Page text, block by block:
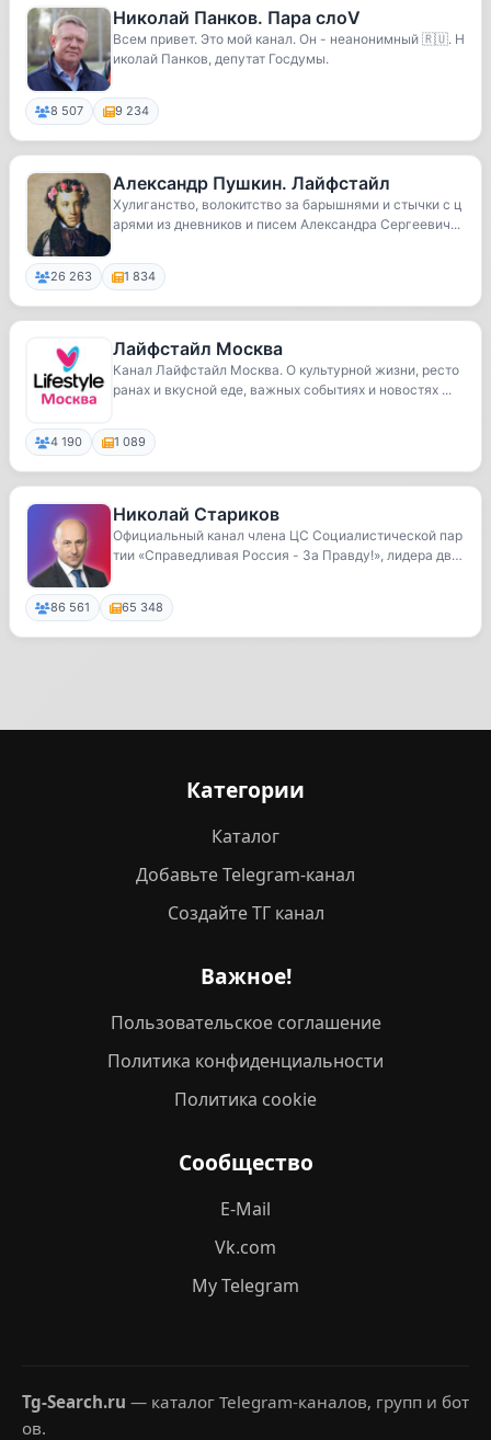
Николай Панков. Пара слоV
Всем привет. Это мой канал. Он - неанонимный 🇷🇺. Н
иколай Панков, депутат Госдумы.
8 507 9 234
Александр Пушкин. Лайфстайл
Хулиганство, волокитство за барышнями и стычки с ц
арями из дневников и писем Александра Сергеевич...
26 263 1 834
Лайфстайл Москва
Канал Лайфстайл Москва. О культурной жизни, ресто
ранах и вкусной еде, важных событиях и новостях ...
4 190 1 089
Николай Стариков
Официальный канал члена ЦС Социалистической пар
тии «Справедливая Россия - За Правду!», лидера дв
86 561 65 348
Категории
Каталог
Добавьте Telegram-канал
Создайте ТГ канал
Важное!
Пользовательское соглашение
Политика конфиденциальности
Политика cookie
Сообщество
E-Mail
Vk.com
My Telegram
Tg-Search.ru — каталог Telegram-каналов, групп и бот
ов.